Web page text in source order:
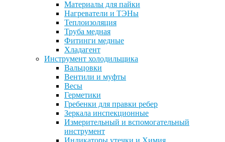
Материалы для пайки
Нагреватели и ТЭНы
Теплоизоляция
Труба медная
Фитинги медные
Хладагент
Инструмент холодильщика
Вальцовки
Вентили и муфты
Весы
Герметики
Гребенки для правки ребер
Зеркала инспекционные
Измерительный и вспомогательный
инструмент
Индикаторы утечки и Химия